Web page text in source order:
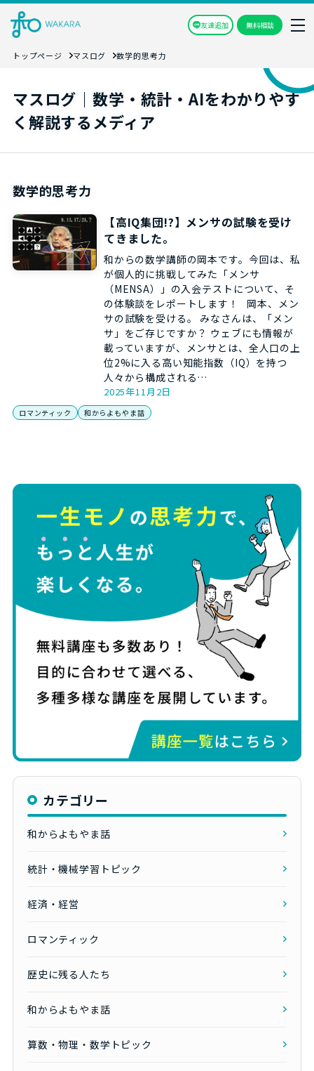
友達追加 無料相談
トップページ マスログ 数学的思考力
マスログ｜数学・統計・AIをわかりやす
く解説するメディア
数学的思考力
【高IQ集団!?】メンサの試験を受け
てきました。
和からの数学講師の岡本です。今回は、私
が個人的に挑戦してみた「メンサ
（MENSA）」の入会テストについて、そ
の体験談をレポートします！ 岡本、メン
サの試験を受ける。 みなさんは、「メン
サ」をご存じですか？ ウェブにも情報が
載っていますが、メンサとは、全人口の上
位2%に入る高い知能指数（IQ）を持つ
人々から構成される…
2025年11月2日
ロマンティック 和からよもやま話
カテゴリー
和からよもやま話
統計・機械学習トピック
経済・経営
ロマンティック
歴史に残る人たち
和からよもやま話
算数・物理・数学トピック